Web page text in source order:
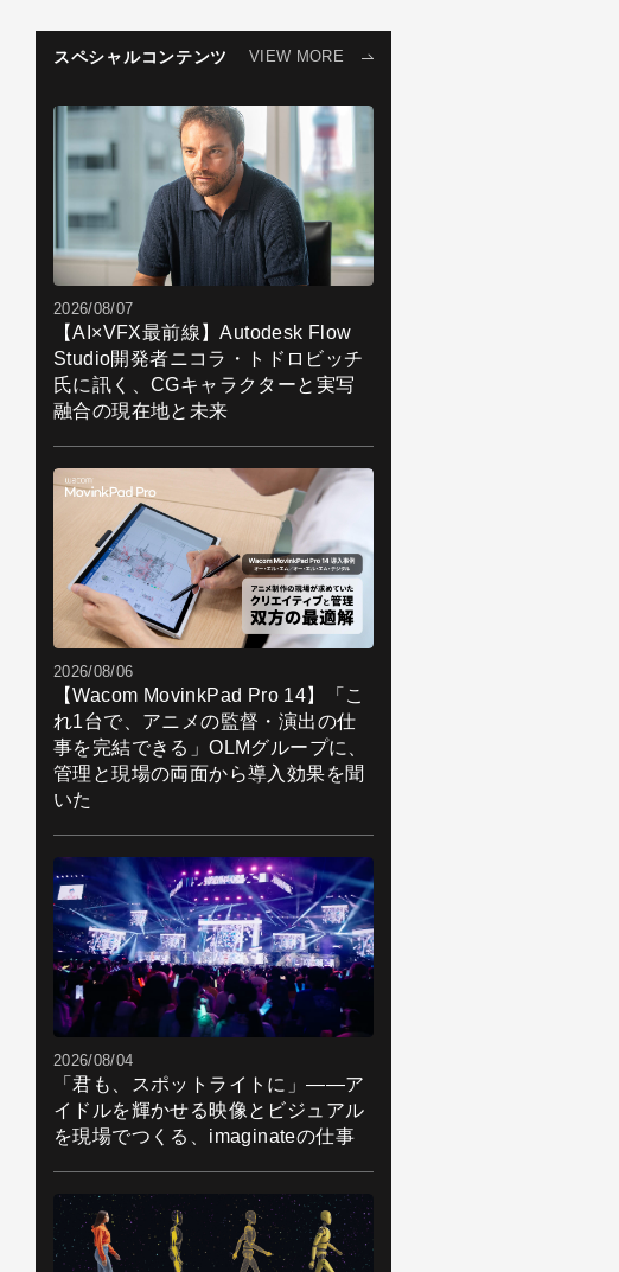
スペシャルコンテンツ VIEW MORE
2026/08/07
【AI×VFX最前線】Autodesk Flow
Studio開発者ニコラ・トドロビッチ
氏に訊く、CGキャラクターと実写
融合の現在地と未来
2026/08/06
【Wacom MovinkPad Pro 14】「こ
れ1台で、アニメの監督・演出の仕
事を完結できる」OLMグループに、
管理と現場の両面から導入効果を聞
いた
2026/08/04
「君も、スポットライトに」――ア
イドルを輝かせる映像とビジュアル
を現場でつくる、imaginateの仕事